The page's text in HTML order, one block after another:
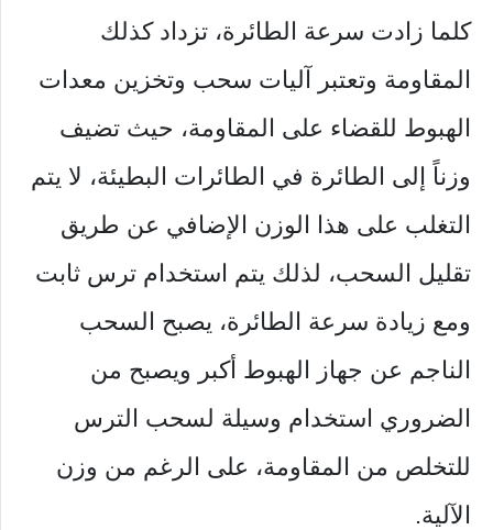
كلما زادت سرعة الطائرة، تزداد كذلك
المقاومة وتعتبر آليات سحب وتخزين معدات
الهبوط للقضاء على المقاومة، حيث تضيف
وزناً إلى الطائرة في الطائرات البطيئة، لا يتم
التغلب على هذا الوزن الإضافي عن طريق
تقليل السحب، لذلك يتم استخدام ترس ثابت
ومع زيادة سرعة الطائرة، يصبح السحب
الناجم عن جهاز الهبوط أكبر ويصبح من
الضروري استخدام وسيلة لسحب الترس
للتخلص من المقاومة، على الرغم من وزن
الآلية.